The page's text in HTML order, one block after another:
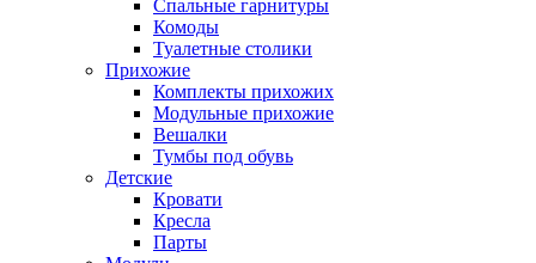
Спальные гарнитуры
Комоды
Туалетные столики
Прихожие
Комплекты прихожих
Модульные прихожие
Вешалки
Тумбы под обувь
Детские
Кровати
Кресла
Парты